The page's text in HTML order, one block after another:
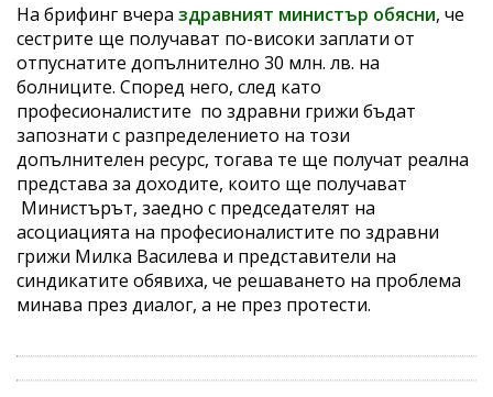
На брифинг вчера здравният министър обясни, че
сестрите ще получават по-високи заплати от
отпуснатите допълнително 30 млн. лв. на
болниците. Според него, след като
професионалистите по здравни грижи бъдат
запознати с разпределението на този
допълнителен ресурс, тогава те ще получат реална
представа за доходите, които ще получават
Министърът, заедно с председателят на
асоциацията на професионалистите по здравни
грижи Милка Василева и представители на
синдикатите обявиха, че решаването на проблема
минава през диалог, а не през протести.